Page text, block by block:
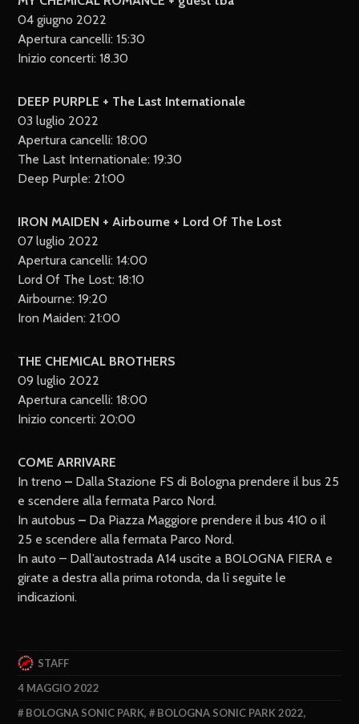
04 giugno 2022
Apertura cancelli: 15:30
Inizio concerti: 18.30
DEEP PURPLE + The Last Internationale
03 luglio 2022
Apertura cancelli: 18:00
The Last Internationale: 19:30
Deep Purple: 21:00
IRON MAIDEN + Airbourne + Lord Of The Lost
07 luglio 2022
Apertura cancelli: 14:00
Lord Of The Lost: 18:10
Airbourne: 19:20
Iron Maiden: 21:00
THE CHEMICAL BROTHERS
09 luglio 2022
Apertura cancelli: 18:00
Inizio concerti: 20:00
COME ARRIVARE
In treno– Dalla Stazione FS di Bologna prendere il bus 25
e scendere alla fermata Parco Nord.
In autobus– Da Piazza Maggiore prendere il bus 410 o il
25 e scendere alla fermata Parco Nord.
In auto – Dall’autostrada A14 uscite a BOLOGNA FIERA e
girate a destra alla prima rotonda, da lì seguite le
indicazioni.
STAFF
4 MAGGIO 2022
BOLOGNA SONIC PARK, BOLOGNA SONIC PARK 2022,